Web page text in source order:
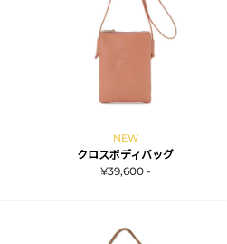
NEW
クロスボディバッグ
¥39,600 -